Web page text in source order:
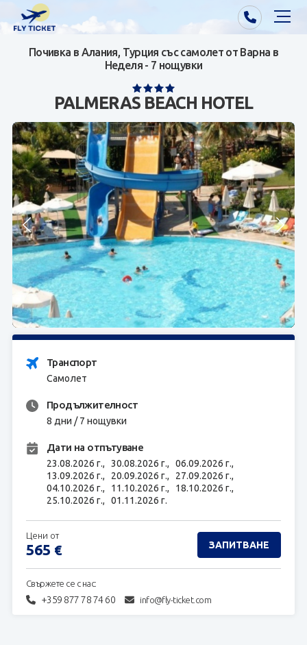
Почивки от Варна
Почивки от София/Пловдив/Бургас
Самолетни билети
Визи
Контакти
За нас
ЗАПИТВАНЕ
Почивка в Алания, Турция със самолет от Варна в
Неделя - 7 нощувки
PALMERAS BEACH HOTEL
Транспорт
Самолет
Продължителност
8 дни / 7 нощувки
Дати на отпътуване
23.08.2026 г., 30.08.2026 г., 06.09.2026 г.,
13.09.2026 г., 20.09.2026 г., 27.09.2026 г.,
04.10.2026 г., 11.10.2026 г., 18.10.2026 г.,
25.10.2026 г., 01.11.2026 г.
Свържете се с нас:
+359 877 78 74 60 info@fly-ticket.com
Цени от
565 € ЗАПИТВАНЕ